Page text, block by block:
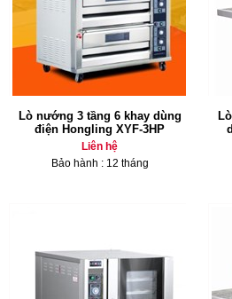
Lò nướng 3 tầng 6 khay dùng
điện Hongling XYF-3HP
Liên hệ
Bảo hành : 12 tháng